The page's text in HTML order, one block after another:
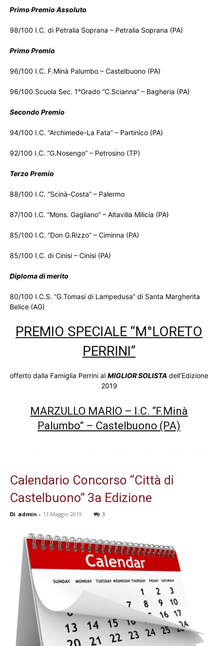
Primo Premio Assoluto
98/100 I.C. di Petralia Soprana – Petralia Soprana (PA)
Primo Premio
96/100 I.C. F.Minà Palumbo – Castelbuono (PA)
96/100 Scuola Sec. 1°Grado “C.Scianna” – Bagheria (PA)
Secondo Premio
94/100 I.C. “Archimede-La Fata” – Partinico (PA)
92/100 I.C. “G.Nosengo” – Petrosino (TP)
Terzo Premio
88/100 I.C. “Scinà-Costa” – Palermo
87/100 I.C. “Mons. Gagliano” – Altavilla Milicia (PA)
85/100 I.C. “Don G.Rizzo” – Ciminna (PA)
85/100 I.C. di Cinisi – Cinisi (PA)
Diploma di merito
80/100 I.C.S. “G.Tomasi di Lampedusa” di Santa Margherita
Belice (AG)
PREMIO SPECIALE “M°LORETO
PERRINI”
offerto dalla Famiglia Perrini al MIGLIOR SOLISTA dell’Edizione
2019
MARZULLO MARIO – I.C. “F.Minà
Palumbo” – Castelbuono (PA)
Calendario Concorso “Città di
Castelbuono” 3a Edizione
Di admin - 13 Maggio 2019 3